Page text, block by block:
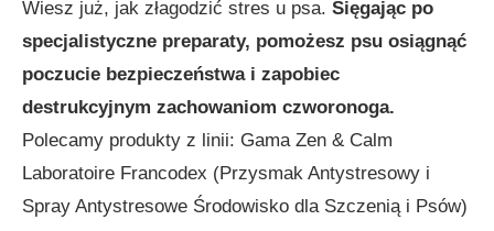
Wiesz już, jak złagodzić stres u psa. Sięgając po
specjalistyczne preparaty, pomożesz psu osiągnąć
poczucie bezpieczeństwa i zapobiec
destrukcyjnym zachowaniom czworonoga.
Polecamy produkty z linii: Gama Zen & Calm
Laboratoire Francodex (Przysmak Antystresowy i
Spray Antystresowe Środowisko dla Szczenią i Psów)